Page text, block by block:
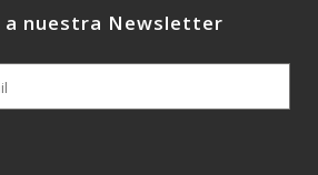
a nuestra Newsletter